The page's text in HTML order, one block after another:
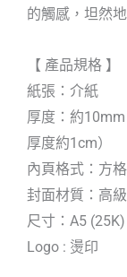
的觸感，坦然
【 產品規格 】
紙張：介紙
厚度：約
厚度約1cm）
內頁格式：方
封面材質：高
尺寸：A5
Logo : 燙印